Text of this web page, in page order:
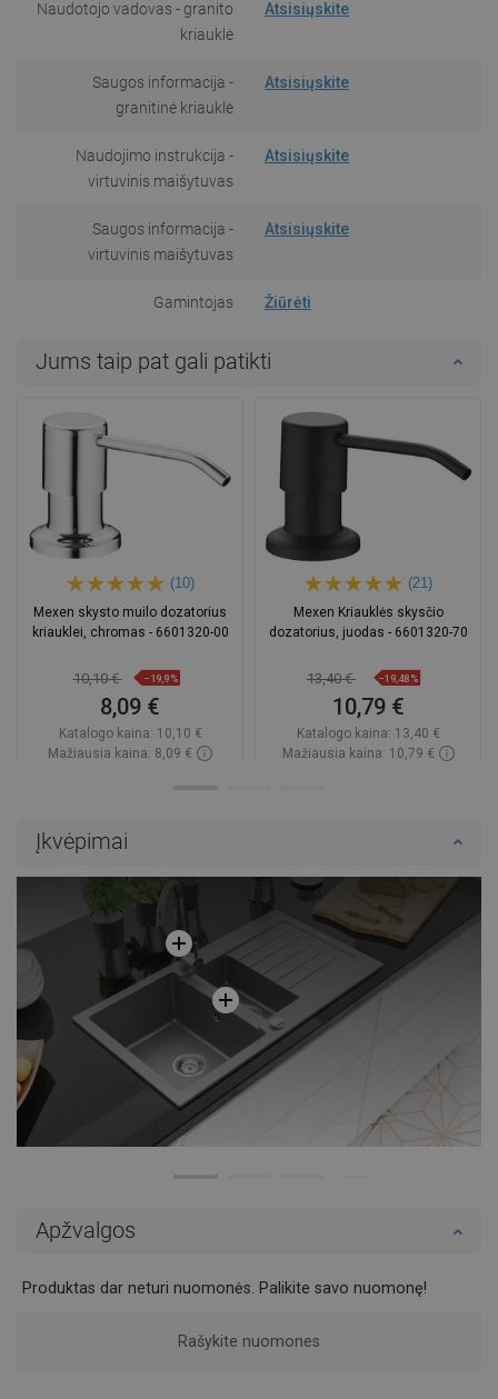
Naudotojo vadovas - granito
kriauklė
Atsisiųskite
Saugos informacija -
granitinė kriauklė
Atsisiųskite
Naudojimo instrukcija -
virtuvinis maišytuvas
Atsisiųskite
Saugos informacija -
virtuvinis maišytuvas
Atsisiųskite
Gamintojas Žiūrėti
Jums taip pat gali patikti
(10)
Mexen skysto muilo dozatorius
kriauklei, chromas - 6601320-00
10,10 € −19,9%
8,09 €
Katalogo kaina: 10,10 €
Mažiausia kaina: 8,09 €
(21)
Mexen Kriauklės skysčio
dozatorius, juodas - 6601320-70
13,40 € −19,48%
10,79 €
Katalogo kaina: 13,40 €
Mažiausia kaina: 10,79 €
Įkvėpimai
Apžvalgos
Produktas dar neturi nuomonės. Palikite savo nuomonę!
Rašykite nuomones